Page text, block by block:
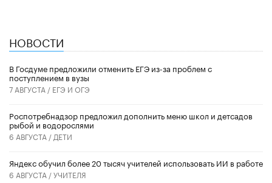
НОВОСТИ
В Госдуме предложили отменить ЕГЭ из-за проблем с
поступлением в вузы
7 АВГУСТА / ЕГЭ И ОГЭ
Роспотребнадзор предложил дополнить меню школ и детсадов
рыбой и водорослями
6 АВГУСТА / ДЕТИ
​Яндекс обучил более 20 тысяч учителей использовать ИИ в работе
6 АВГУСТА /УЧИТЕЛЯ